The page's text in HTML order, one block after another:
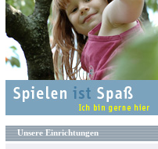
Unsere Einrichtungen